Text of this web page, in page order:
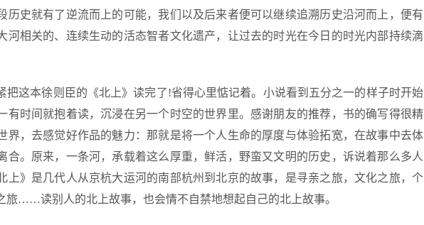
历史就有了逆流而上的可能，我们以及后来者便可以继续追溯历史沿河而上，便有
河相关的、连续生动的活态智者文化遗产，让过去的时光在今日的时光内部持续滴
把这本徐则臣的《北上》读完了!省得心里惦记着。小说看到五分之一的样子时开始
有时间就抱着读，沉浸在另一个时空的世界里。感谢朋友的推荐，书的确写得很精
界，去感觉好作品的魅力：那就是将一个人生命的厚度与体验拓宽，在故事中去体
合。原来，一条河，承载着这么厚重，鲜活，野蛮又文明的历史，诉说着那么多人
上》是几代人从京杭大运河的南部杭州到北京的故事，是寻亲之旅，文化之旅，个
旅……读别人的北上故事，也会情不自禁地想起自己的北上故事。